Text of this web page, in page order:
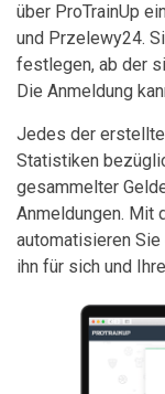
über ProTrainUp
und Przelewy24.
festlegen, ab der
Die Anmeldung
Jedes der
Statistiken
gesammelter
Anmeldungen. Mit
automatisieren
ihn für sich und